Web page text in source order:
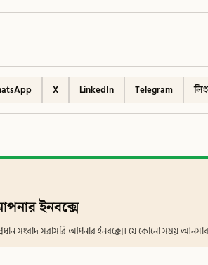
X LinkedIn Telegram
ইনবক্সে
প্রধান সংবাদ সরাসরি আপনার ইনবক্সে। যে কোনো সময়